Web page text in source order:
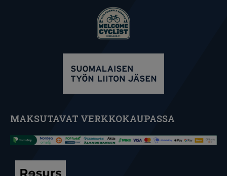
MAKSUTAVAT VERKKOKAUPASSA